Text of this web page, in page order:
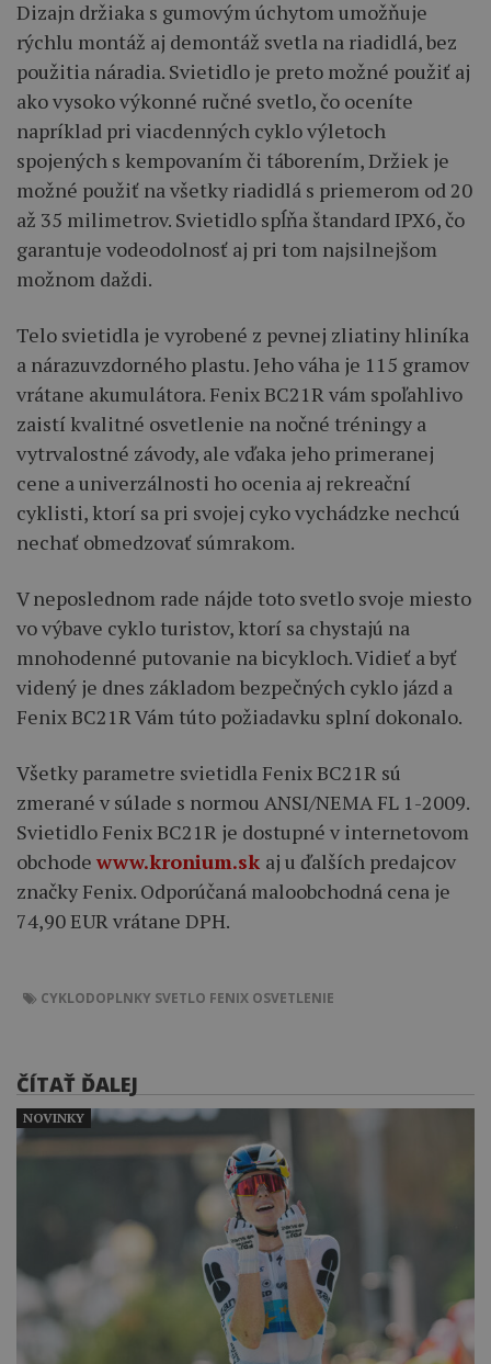
Dizajn držiaka s gumovým úchytom umožňuje
rýchlu montáž aj demontáž svetla na riadidlá, bez
použitia náradia. Svietidlo je preto možné použiť aj
ako vysoko výkonné ručné svetlo, čo oceníte
napríklad pri viacdenných cyklo výletoch
spojených s kempovaním či táborením, Držiek je
možné použiť na všetky riadidlá s priemerom od 20
až 35 milimetrov. Svietidlo spĺňa štandard IPX6, čo
garantuje vodeodolnosť aj pri tom najsilnejšom
možnom daždi.
Telo svietidla je vyrobené z pevnej zliatiny hliníka
a nárazuvzdorného plastu. Jeho váha je 115 gramov
vrátane akumulátora. Fenix BC21R vám spoľahlivo
zaistí kvalitné osvetlenie na nočné tréningy a
vytrvalostné závody, ale vďaka jeho primeranej
cene a univerzálnosti ho ocenia aj rekreační
cyklisti, ktorí sa pri svojej cyko vychádzke nechcú
nechať obmedzovať súmrakom.
V neposlednom rade nájde toto svetlo svoje miesto
vo výbave cyklo turistov, ktorí sa chystajú na
mnohodenné putovanie na bicykloch. Vidieť a byť
videný je dnes základom bezpečných cyklo jázd a
Fenix BC21R Vám túto požiadavku splní dokonalo.
Všetky parametre svietidla Fenix BC21R sú
zmerané v súlade s normou ANSI/NEMA FL 1-2009.
Svietidlo Fenix BC21R je dostupné v internetovom
obchode www.kronium.sk aj u ďalších predajcov
značky Fenix. Odporúčaná maloobchodná cena je
74,90 EUR vrátane DPH.
CYKLODOPLNKY SVETLO FENIX OSVETLENIE
ČÍTAŤ ĎALEJ
NOVINKY